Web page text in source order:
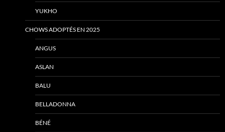
YUKHO
CHOWS ADOPTÉS EN 2025
ANGUS
ASLAN
BALU
BELLADONNA
BÉNÉ